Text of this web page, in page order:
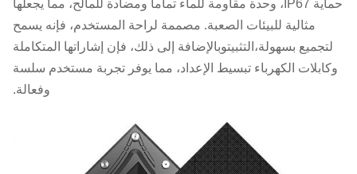
حماية IP67، وحدة مقاومة للماء تماما ومضادة للمالح، مما يجعلها
مثالية للبيئات الصعبة. مصممة لراحة المستخدم، فإنه يسمح
لتجميع بسهولة،التثبيتوبالإضافة إلى ذلك، فإن إشاراتها المتكاملة
وكابلات الكهرباء تبسيط الإعداد، مما يوفر تجربة مستخدم سلسة
وفعالة.